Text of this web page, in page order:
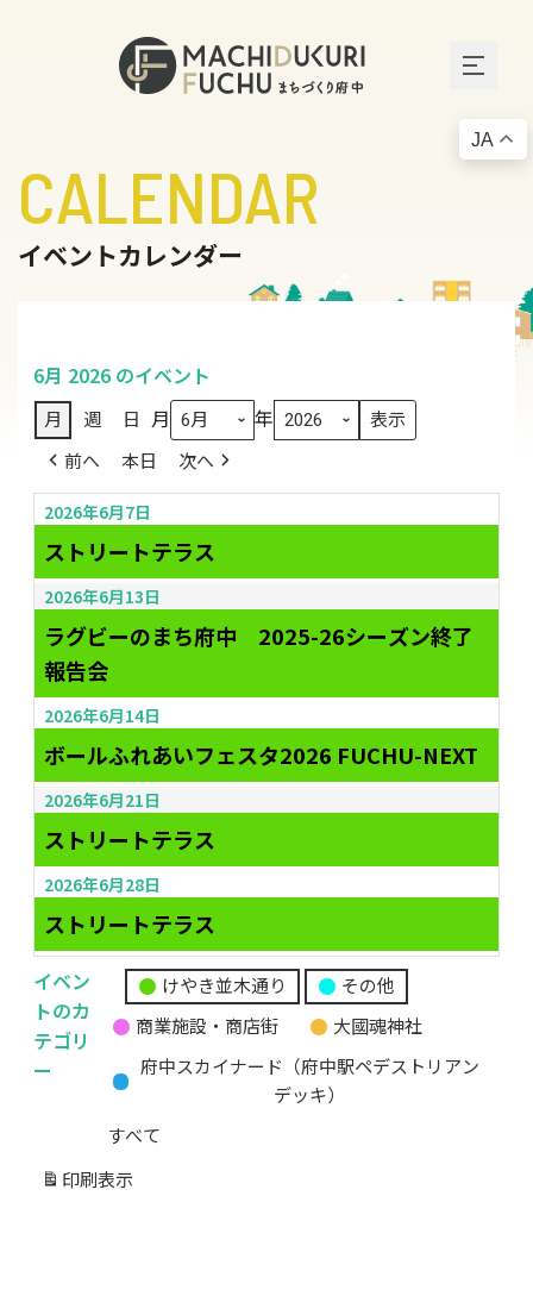
CALENDAR
イベントカレンダー
6月 2026 のイベント
月 週 日 月 年
前へ 本日 次へ
2026年6月7日
ストリートテラス
2026年6月13日
ラグビーのまち府中 2025-26シーズン終了
報告会
2026年6月14日
ボールふれあいフェスタ2026 FUCHU-NEXT
2026年6月21日
ストリートテラス
2026年6月28日
ストリートテラス
イベン
トのカ
テゴリ
ー
無
題
カ
ゴ
リ
けやき並木通り
その他
商業施設・商店街
大國魂神社
府中スカイナード（府中駅ペデストリアン
デッキ）
すべて
印刷 表示
JA